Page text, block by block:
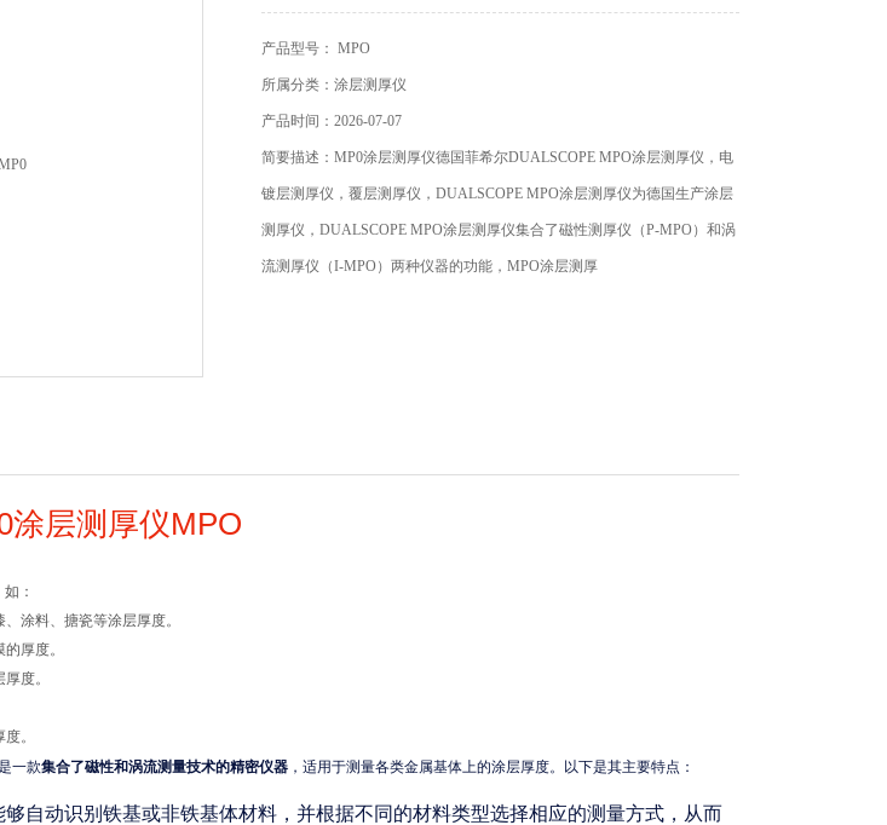
产品型号： MPO
所属分类：涂层测厚仪
产品时间：2026-07-07
简要描述：MP0涂层测厚仪德国菲希尔DUALSCOPE MPO涂层测厚仪，电
镀层测厚仪，覆层测厚仪，DUALSCOPE MPO涂层测厚仪为德国生产涂层
测厚仪，DUALSCOPE MPO涂层测厚仪集合了磁性测厚仪（P-MPO）和涡
流测厚仪（I-MPO）两种仪器的功能，MPO涂层测厚
涂层测厚仪MPO
：
涂料、搪瓷等涂层厚度。
厚度。
度。
。
一款集合了磁性和涡流测量技术的精密仪器 ，适用于测量各类金属基体上的涂层厚度。以下是其主要特点：
自动识别铁基或非铁基体材料，并根据不同的材料类型选择相应的测量方式，从而